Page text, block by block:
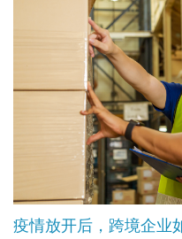
疫情放开后，跨境企业